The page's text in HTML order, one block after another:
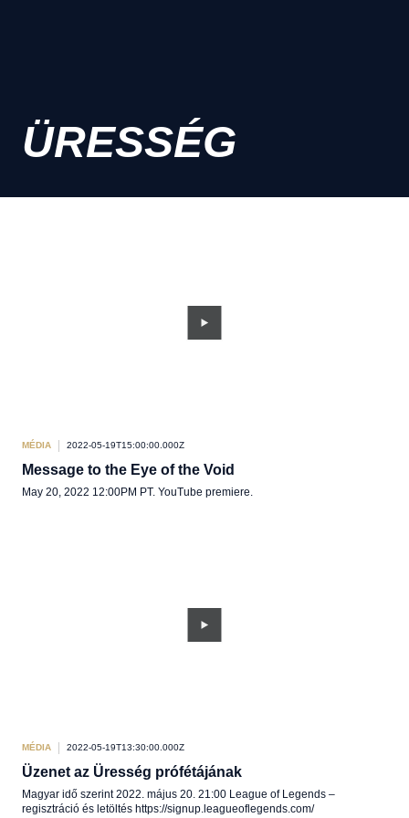
ÜRESSÉG
MÉDIA 2022-05-19T15:00:00.000Z
Message to the Eye of the Void
May 20, 2022 12:00PM PT. YouTube premiere.
MÉDIA 2022-05-19T13:30:00.000Z
Üzenet az Üresség prófétájának
Magyar idő szerint 2022. május 20. 21:00 League of Legends –
regisztráció és letöltés https://signup.leagueoflegends.com/